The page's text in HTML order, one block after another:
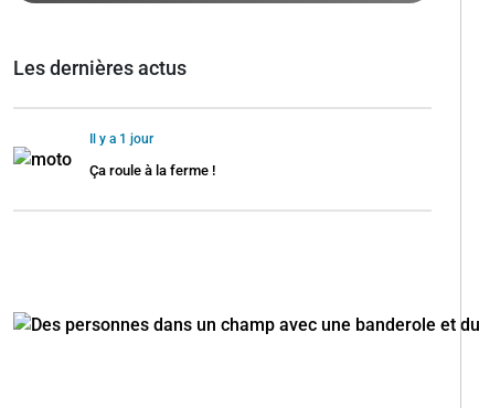
Les dernières actus
Il y a 1 jour
Ça roule à la ferme !